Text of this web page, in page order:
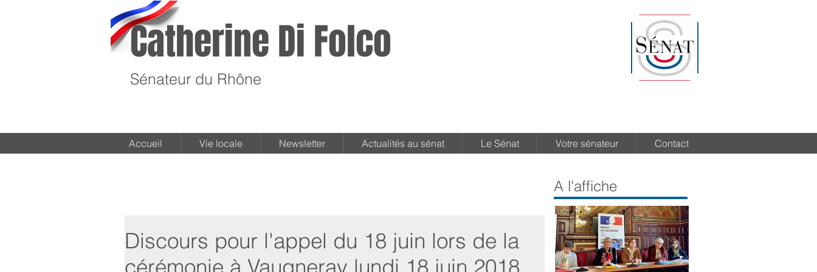
Catherine Di Folco
Sénateur du Rhône
Accueil Vie locale Newsletter Actualités au sénat Le Sénat Votre sénateur Contact
A l'affiche
Discours pour l'appel du 18 juin lors de la